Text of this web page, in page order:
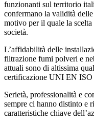
funzionanti sul territorio
confermano la validità
motivo per il quale la
società.
L’affidabilità delle
filtrazione fumi polveri e
attuali sono di altissima
certificazione UNI EN ISO
Serietà, professionalità e
sempre ci hanno distinto e
caratteristiche chiave